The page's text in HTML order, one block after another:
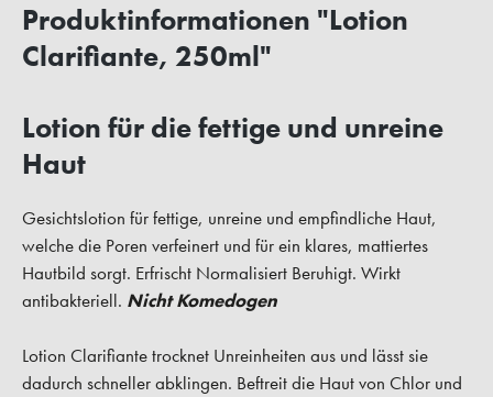
Produktinformationen "Lotion
Clarifiante, 250ml"
Lotion für die fettige und unreine
Haut
Gesichtslotion für fettige, unreine und empfindliche Haut,
welche die Poren verfeinert und für ein klares, mattiertes
Hautbild sorgt. Erfrischt Normalisiert Beruhigt. Wirkt
antibakteriell. Nicht Komedogen
Lotion Clarifiante trocknet Unreinheiten aus und lässt sie
dadurch schneller abklingen. Beftreit die Haut von Chlor und